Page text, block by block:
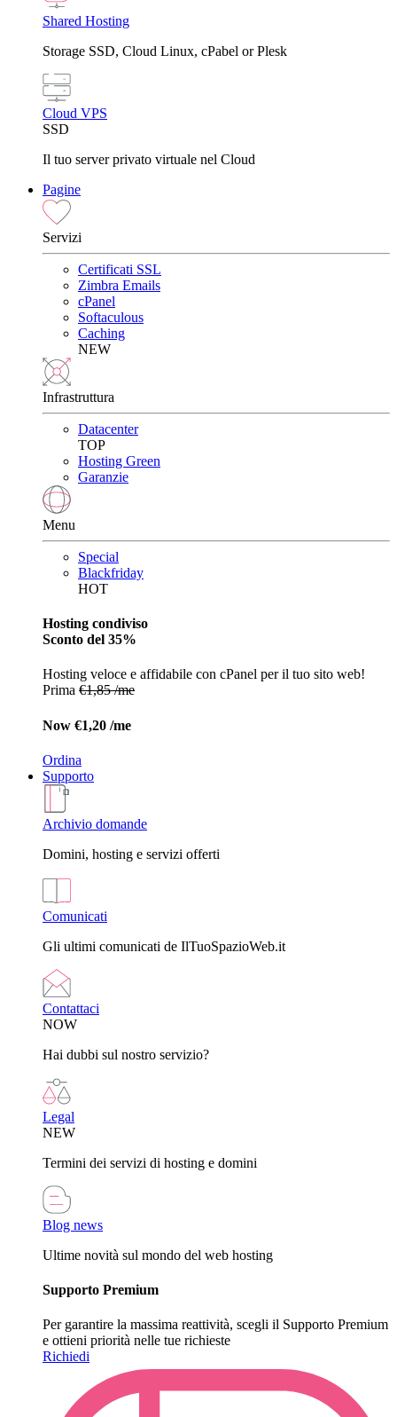
Shared Hosting
Storage SSD, Cloud Linux, cPabel or Plesk
Cloud VPS
SSD
Il tuo server privato virtuale nel Cloud
Pagine
Servizi
Certificati SSL
Zimbra Emails
cPanel
Softaculous
Caching
NEW
Infrastruttura
Datacenter
TOP
Hosting Green
Garanzie
Menu
Special
Blackfriday
HOT
Hosting condiviso
Sconto del 35%
Hosting veloce e affidabile con cPanel per il tuo sito web!
Prima €1,85 /me
Now €1,20 /me
Ordina
Supporto
Archivio domande
Domini, hosting e servizi offerti
Comunicati
Gli ultimi comunicati de IlTuoSpazioWeb.it
Contattaci
NOW
Hai dubbi sul nostro servizio?
Legal
NEW
Termini dei servizi di hosting e domini
Blog news
Ultime novità sul mondo del web hosting
Supporto Premium
Per garantire la massima reattività, scegli il Supporto Premium
e ottieni priorità nelle tue richieste
Richiedi